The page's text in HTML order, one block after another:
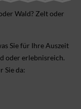
Wald? Zelt oder
Sie für Ihre Aus­zeit
oder erlebnis­reich.
Sie da: